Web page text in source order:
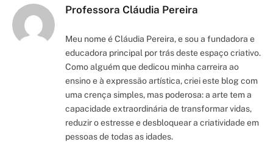
Professora Cláudia Pereira
Meu nome é Cláudia Pereira, e sou a fundadora e
educadora principal por trás deste espaço criativo.
Como alguém que dedicou minha carreira ao
ensino e à expressão artística, criei este blog com
uma crença simples, mas poderosa: a arte tem a
capacidade extraordinária de transformar vidas,
reduzir o estresse e desbloquear a criatividade em
pessoas de todas as idades.